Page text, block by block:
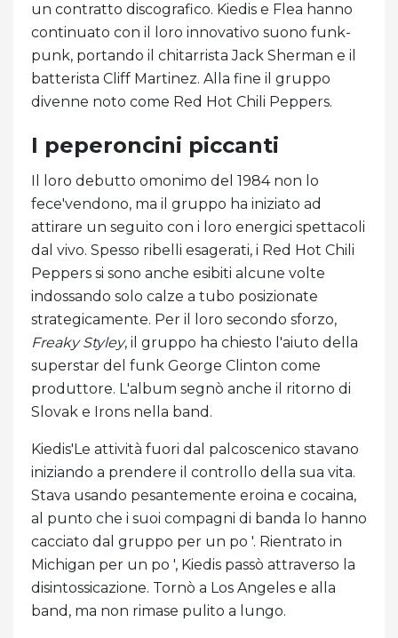
un contratto discografico. Kiedis e Flea hanno
continuato con il loro innovativo suono funk-
punk, portando il chitarrista Jack Sherman e il
batterista Cliff Martinez. Alla fine il gruppo
divenne noto come Red Hot Chili Peppers.
I peperoncini piccanti
Il loro debutto omonimo del 1984 non lo
fece'vendono, ma il gruppo ha iniziato ad
attirare un seguito con i loro energici spettacoli
dal vivo. Spesso ribelli esagerati, i Red Hot Chili
Peppers si sono anche esibiti alcune volte
indossando solo calze a tubo posizionate
strategicamente. Per il loro secondo sforzo,
Freaky Styley, il gruppo ha chiesto l'aiuto della
superstar del funk George Clinton come
produttore. L'album segnò anche il ritorno di
Slovak e Irons nella band.
Kiedis'Le attività fuori dal palcoscenico stavano
iniziando a prendere il controllo della sua vita.
Stava usando pesantemente eroina e cocaina,
al punto che i suoi compagni di banda lo hanno
cacciato dal gruppo per un po '. Rientrato in
Michigan per un po ', Kiedis passò attraverso la
disintossicazione. Tornò a Los Angeles e alla
band, ma non rimase pulito a lungo.